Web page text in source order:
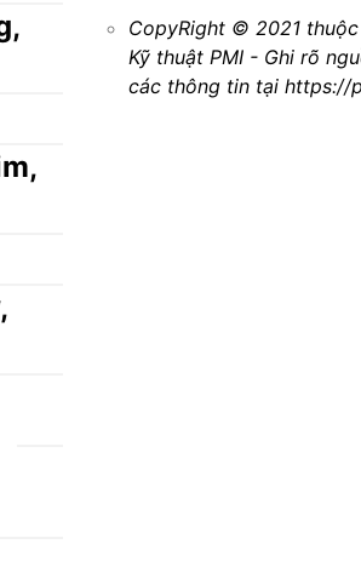
CopyRight © 2021
Kỹ thuật PMI - Ghi rõ
các thông tin tại https://